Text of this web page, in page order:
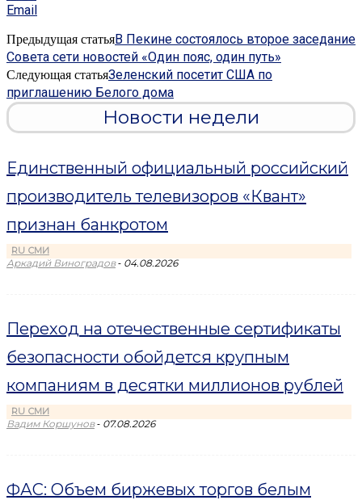
Email
Предыдущая статьяВ Пекине состоялось второе заседание
Совета сети новостей «Один пояс, один путь»
Следующая статьяЗеленский посетит США по
приглашению Белого дома
Новости недели
Единственный официальный российский
производитель телевизоров «Квант»
признан банкротом
RU СМИ
Аркадий Виноградов - 04.08.2026
Переход на отечественные сертификаты
безопасности обойдется крупным
компаниям в десятки миллионов рублей
RU СМИ
Вадим Коршунов - 07.08.2026
ФАС: Объем биржевых торгов белым